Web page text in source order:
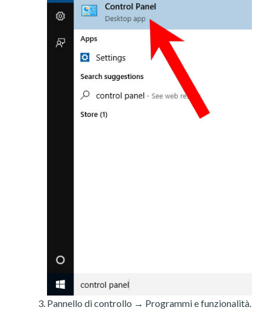
Pannello di controllo → Programmi e funzionalità.